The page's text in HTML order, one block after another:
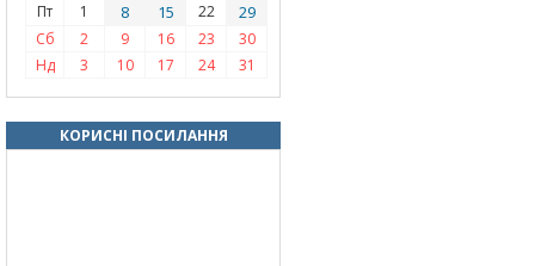
Пт 1 8 15 22 29
Сб 2 9 16 23
30
Нд
3 10 17 24 31
КОРИСНІ ПОСИЛАННЯ